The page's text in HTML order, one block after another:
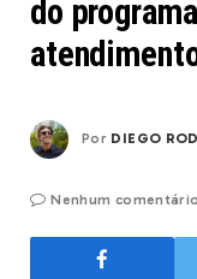
do
Por DIEGO
Nenhum comentário